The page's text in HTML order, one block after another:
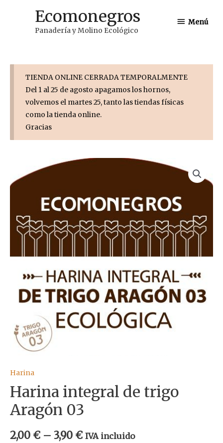
Ecomonegros
Panadería y Molino Ecológico
Menú
Menú
TIENDA ONLINE CERRADA TEMPORALMENTE
Del 1 al 25 de agosto apagamos los hornos,
volvemos el martes 25, tanto las tiendas físicas
como la tienda online.
Gracias
Harina
Harina integral de trigo
Aragón 03
2,00 € – 3,90 € IVA incluido